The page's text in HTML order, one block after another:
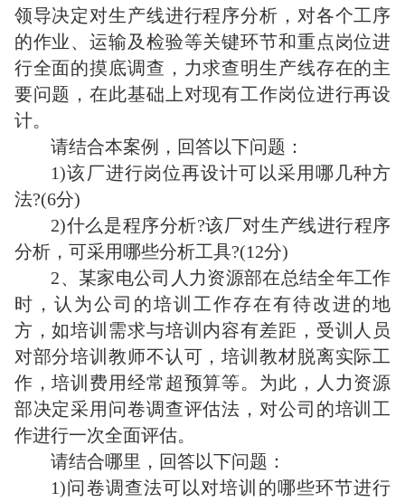
领导决定对生产线进行程序分析，对各个工序
的作业、运输及检验等关键环节和重点岗位进
行全面的摸底调查，力求查明生产线存在的主
要问题，在此基础上对现有工作岗位进行再设
计。
请结合本案例，回答以下问题：
1)该厂进行岗位再设计可以采用哪几种方
法?(6分)
2)什么是程序分析?该厂对生产线进行程序
分析，可采用哪些分析工具?(12分)
2、某家电公司人力资源部在总结全年工作
时，认为公司的培训工作存在有待改进的地
方，如培训需求与培训内容有差距，受训人员
对部分培训教师不认可，培训教材脱离实际工
作，培训费用经常超预算等。为此，人力资源
部决定采用问卷调查评估法，对公司的培训工
作进行一次全面评估。
请结合哪里，回答以下问题：
1)问卷调查法可以对培训的哪些环节进行